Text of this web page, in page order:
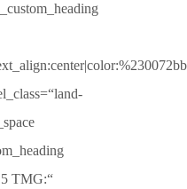
5 TMG:“